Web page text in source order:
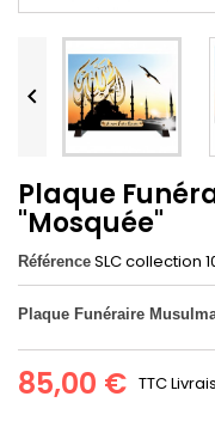

Plaque
"Mosquée"
Référence SLC collection
Plaque Funéraire
85,00 € TTC